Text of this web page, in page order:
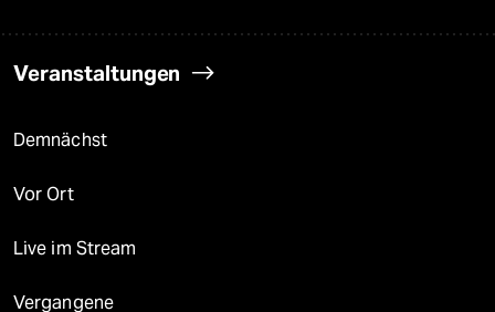
Veranstaltungen
Demnächst
Vor Ort
Live im Stream
Vergangene